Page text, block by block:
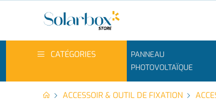
CATÉGORIES
PANNEAU
PHOTOVOLTAÏQUE
ACCESSOIR & OUTIL DE FIXATION